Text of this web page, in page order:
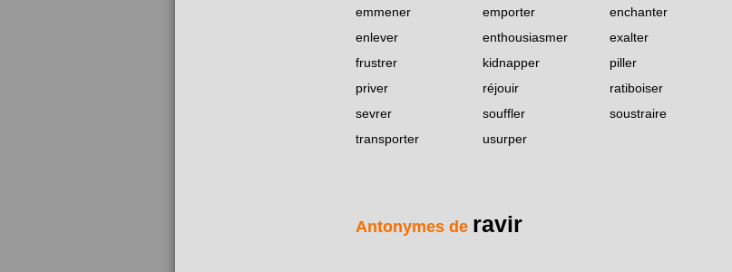
emmener
emporter enchanter
enlever
enthousiasmer exalter
frustrer
kidnapper piller
priver
réjouir ratiboiser
sevrer
souffler soustraire
transporter
usurper
Antonymes de ravir